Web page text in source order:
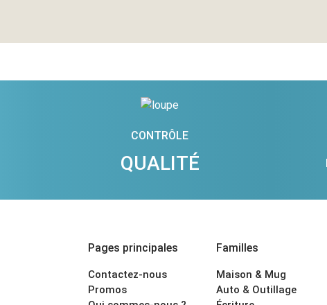
CONTRÔLE
QUALITÉ
Pages principales
Contactez-nous
Promos
Familles
Maison & Mug
Auto & Outillage